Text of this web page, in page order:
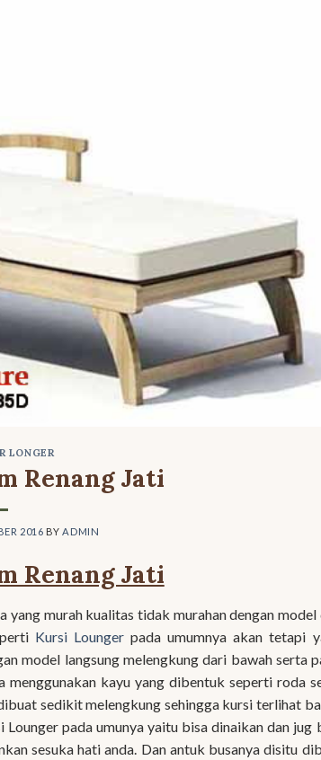
LONGER
Renang Jati
2016 BYADMIN
Renang Jati
yang murah kualitas tidak murahan dengan model
Kursi Lounger pada umumnya akan tetapi
model langsung melengkung dari bawah serta
kayu yang dibentuk seperti roda
sedikit melengkung sehingga kursi terlihat
pada umunya yaitu bisa dinaikan dan jug
sesuka hati anda. Dan antuk busanya disitu